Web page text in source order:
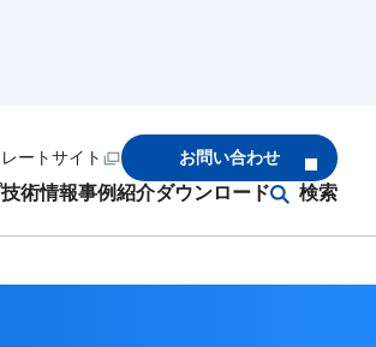
技術情報事例紹介ダウンロード 検索
ートサイト お問い合わせ